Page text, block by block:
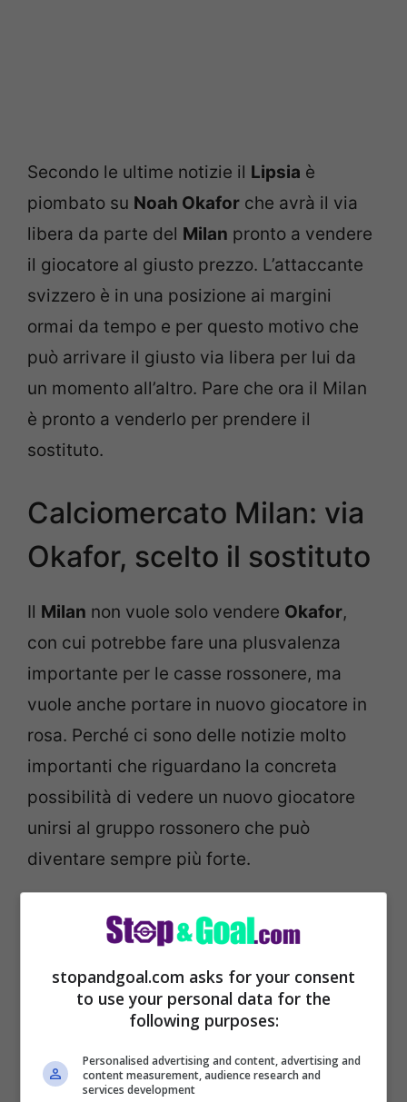
Secondo le ultime notizie il Lipsia è
piombato su Noah Okafor che avrà il via
libera da parte del Milan pronto a vendere
il giocatore al giusto prezzo. L’attaccante
svizzero è in una posizione ai margini
ormai da tempo e per questo motivo che
può arrivare il giusto via libera per lui da
un momento all’altro. Pare che ora il Milan
è pronto a venderlo per prendere il
sostituto.
Calciomercato Milan: via
Okafor, scelto il sostituto
Il Milan non vuole solo vendere Okafor,
con cui potrebbe fare una plusvalenza
importante per le casse rossonere, ma
vuole anche portare in nuovo giocatore in
rosa. Perché ci sono delle notizie molto
importanti che riguardano la concreta
possibilità di vedere un nuovo giocatore
unirsi al gruppo rossonero che può
diventare sempre più forte.
stopandgoal.com asks for your consent
to use your personal data for the
following purposes:
Personalised advertising and content, advertising and
content measurement, audience research and
services development